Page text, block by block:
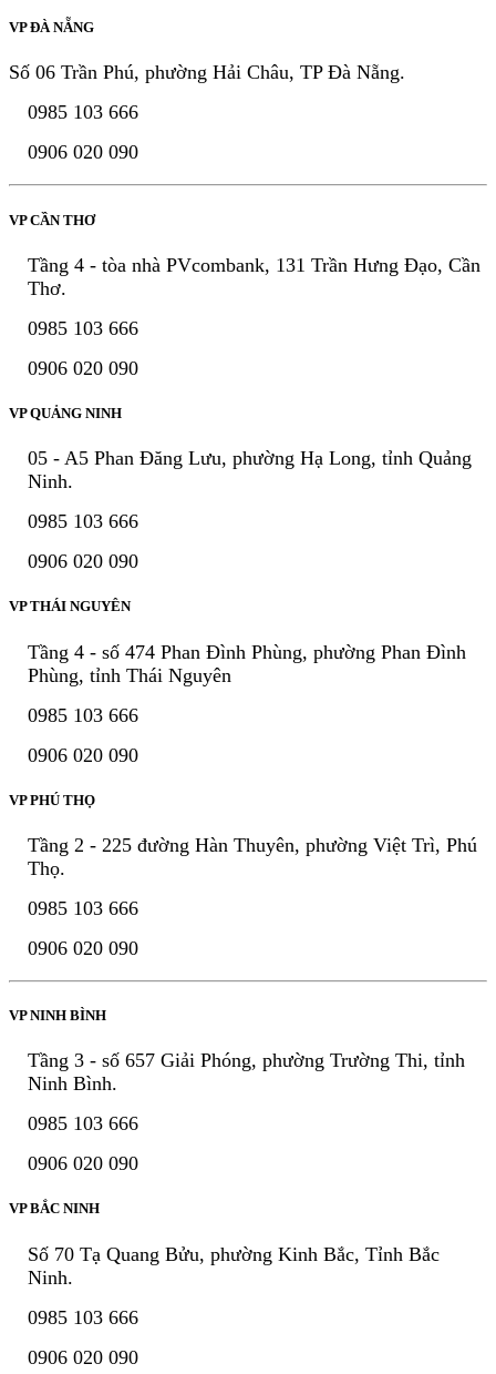
VP ĐÀ NẴNG
Số 06 Trần Phú, phường Hải Châu, TP Đà Nẵng.
0985 103 666
0906 020 090
VP CẦN THƠ
Tầng 4 - tòa nhà PVcombank, 131 Trần Hưng Đạo, Cần
Thơ.
0985 103 666
0906 020 090
VP QUẢNG NINH
05 - A5 Phan Đăng Lưu, phường Hạ Long, tỉnh Quảng
Ninh.
0985 103 666
0906 020 090
VP THÁI NGUYÊN
Tầng 4 - số 474 Phan Đình Phùng, phường Phan Đình
Phùng, tỉnh Thái Nguyên
0985 103 666
0906 020 090
VP PHÚ THỌ
Tầng 2 - 225 đường Hàn Thuyên, phường Việt Trì, Phú
Thọ.
0985 103 666
0906 020 090
VP NINH BÌNH
Tầng 3 - số 657 Giải Phóng, phường Trường Thi, tỉnh
Ninh Bình.
0985 103 666
0906 020 090
VP BẮC NINH
Số 70 Tạ Quang Bửu, phường Kinh Bắc, Tỉnh Bắc
Ninh.
0985 103 666
0906 020 090